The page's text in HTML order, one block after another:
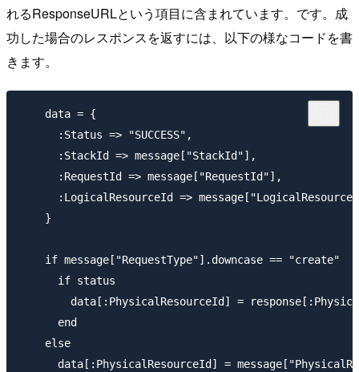
れるResponseURLという項目に含まれています。です。成
功した場合のレスポンスを返すには、以下の様なコードを書
きます。
    data = {
      :Status => "SUCCESS",
      :StackId => message["StackId"],
      :RequestId => message["RequestId"],
:LogicalResourceId =>
    }
    if message["RequestType"].downcase == "create"
      if status
data[:PhysicalResourceId] =
      end
    else
data[:PhysicalResourceId] =